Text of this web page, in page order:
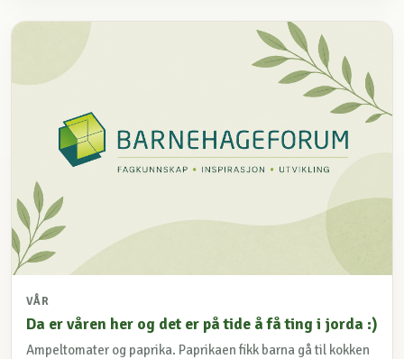
VÅR
Da er våren her og det er på tide å få ting i jorda :)
Ampeltomater og paprika. Paprikaen fikk barna gå til kokken